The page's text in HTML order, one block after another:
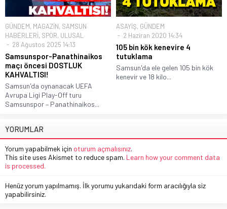
GÜNDEM, MAGAZİN, SAMSUN
HABERLERİ, SPOR, ULUSAL
28 Ağustos 2025 14:13
Samsunspor-Panathinaikos
maçı öncesi DOSTLUK
KAHVALTISI!
Samsun'da oynanacak UEFA
Avrupa Ligi Play-Off turu
Samsunspor – Panathinaikos...
ASAYİŞ, GÜNDEM
2 Haziran 2020 14:34
105 bin kök kenevire 4
tutuklama
Samsun'da ele gelen 105 bin kök
kenevir ve 18 kilo...
YORUMLAR
Yorum yapabilmek için oturum açmalısınız.
This site uses Akismet to reduce spam. Learn how your comment data
is processed.
Henüz yorum yapılmamış. İlk yorumu yukarıdaki form aracılığıyla siz
yapabilirsiniz.